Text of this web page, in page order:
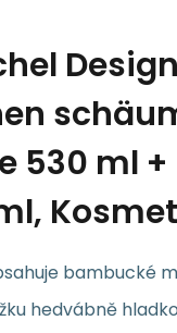
530 ml
bambucké
hedvábně